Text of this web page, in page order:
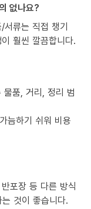
없나요?
류는 직접 챙기
훨씬 깔끔합니다.
품, 거리, 정리 범
늠하기 쉬워 비용
포장 등 다른 방식
것이 좋습니다.